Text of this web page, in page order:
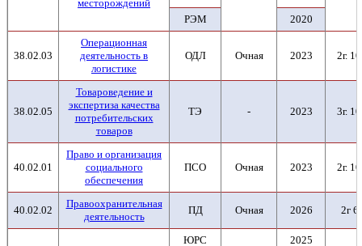
месторождений
РЭМ
2020
38.02.03
Операционная
деятельность в
логистике
ОДЛ Очная 2023 2г.
38.02.05
Товароведение и
экспертиза качества
потребительских
товаров
ТЭ - 2023 3г.
40.02.01
Право и организация
социального
обеспечения
ПСО Очная 2023 2г.
40.02.02
Правоохранительная
деятельность
ПД Очная 2026 2г
ЮРС
2025